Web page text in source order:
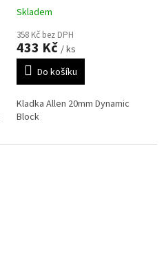
Skladem
358 Kč bez DPH
433 Kč / ks
Do košíku
Kladka Allen 20mm Dynamic
Block